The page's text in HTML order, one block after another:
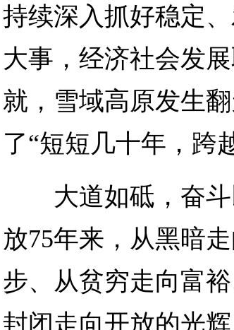
持续深入抓好稳定
大事，经济社会发
就，雪域高原发生
了“短短几十年，跨
大道如砥，奋斗
放75年来，从黑暗
步、从贫穷走向富
封闭走向开放的光